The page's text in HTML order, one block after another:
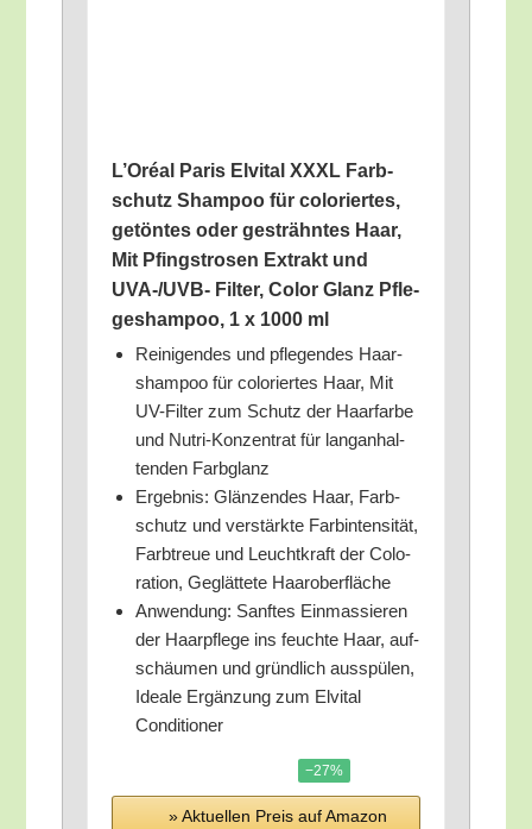
L’O­ré­al Paris Elvi­tal XXXL Farb­
schutz Sham­poo für colo­rier­tes,
getön­tes oder gesträhn­tes Haar,
Mit Pfingst­ro­sen Extrakt und
UVA-/UVB- Fil­ter, Color Glanz Pfle­
ge­sham­poo, 1 x 1000 ml
Rei­ni­gen­des und pfle­gen­des Haar­
sham­poo für colo­rier­tes Haar, Mit
UV-Fil­ter zum Schutz der Haar­far­be
und Nut­ri-Kon­zen­trat für lang­an­hal­
ten­den Farbglanz
Ergeb­nis: Glän­zen­des Haar, Farb­
schutz und ver­stärk­te Farb­in­ten­si­tät,
Farb­treue und Leucht­kraft der Colo­
ra­ti­on, Geglät­te­te Haaroberfläche
Anwen­dung: Sanf­tes Ein­mas­sie­ren
der Haar­pfle­ge ins feuch­te Haar, auf­
schäu­men und gründ­lich aus­spü­len,
Idea­le Ergän­zung zum Elvi­tal
Conditioner
−27%
» Aktu­el­len Preis auf Ama­zon